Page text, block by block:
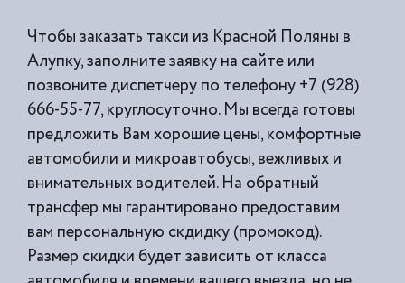
Чтобы заказать такси из Красной Поляны в
Алупку, заполните заявку на сайте или
позвоните диспетчеру по телефону +7 (928)
666-55-77, круглосуточно. Мы всегда готовы
предложить Вам хорошие цены, комфортные
автомобили и микроавтобусы, вежливых и
внимательных водителей. На обратный
трансфер мы гарантировано предоставим
вам персональную скдидку (промокод).
Размер скидки будет зависить от класса